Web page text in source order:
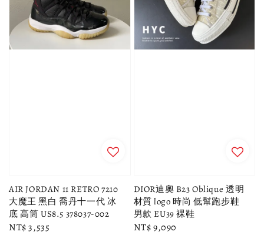
AIR JORDAN 11 RETRO 7210
大魔王 黑白 喬丹十一代 冰
底 高筒 US8.5 378037-002
Regular
NT$ 3,535
DIOR迪奧 B23 Oblique 透明
材質 logo 時尚 低幫跑步鞋
男款 EU39 裸鞋
Regular
NT$ 9,090